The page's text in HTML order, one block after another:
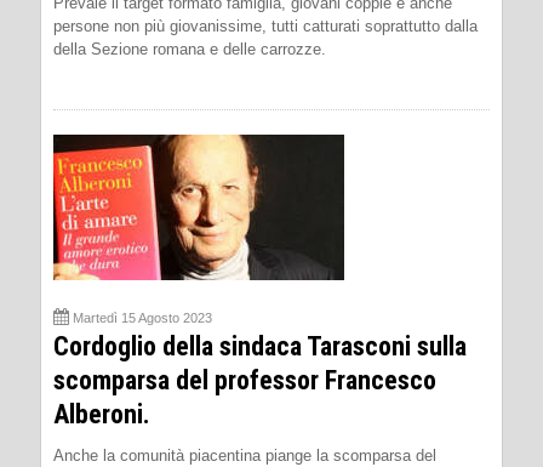
persone non più giovanissime, tutti catturati soprattutto dalla
della Sezione romana e delle carrozze.
Martedì 15 Agosto 2023
Cordoglio della sindaca Tarasconi sulla
scomparsa del professor Francesco
Alberoni.
Anche la comunità piacentina piange la scomparsa del